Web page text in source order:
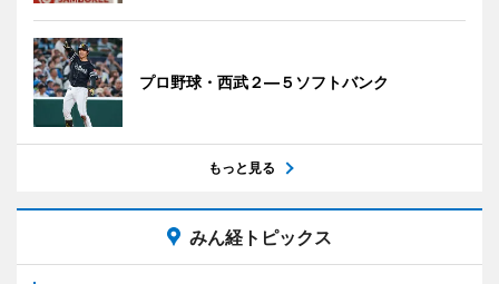
プロ野球・西武２―５ソフトバンク
もっと見る
みん経トピックス